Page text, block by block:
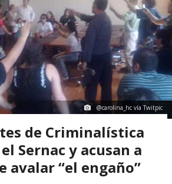
@carolina_hc vía Twitpic
de Criminalística
Sernac y acusan a
avalar “el engaño”